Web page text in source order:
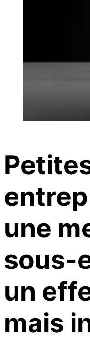
une
sous-
un
mais